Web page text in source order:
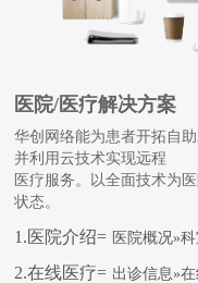
医院/医疗解决方案
华创网络能为患者开拓自
并利用云技术实现远程
医疗服务。以全面技术为
状态。
1.医院介绍= 医院概况»
2.在线医疗= 出诊信息»